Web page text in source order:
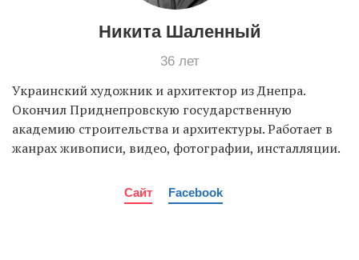
Никита Шаленный
36 лет
Украинский художник и архитектор из Днепра.
Окончил Приднепровскую государственную
академию строительства и архитектуры. Работает в
жанрах живописи, видео, фотографии, инсталляции.
Сайт Facebook